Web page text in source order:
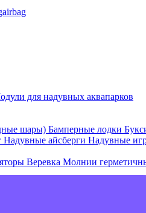
для надувных аквапарков
шары) Бамперные лодки
Надувные айсберги Надувные
Веревка Молнии